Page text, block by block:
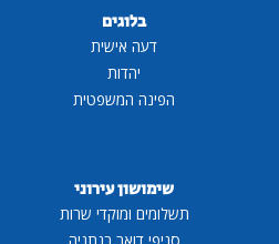
הפינה המשפטית
שימושון עירוני
תשלומים ומוקדי שרות